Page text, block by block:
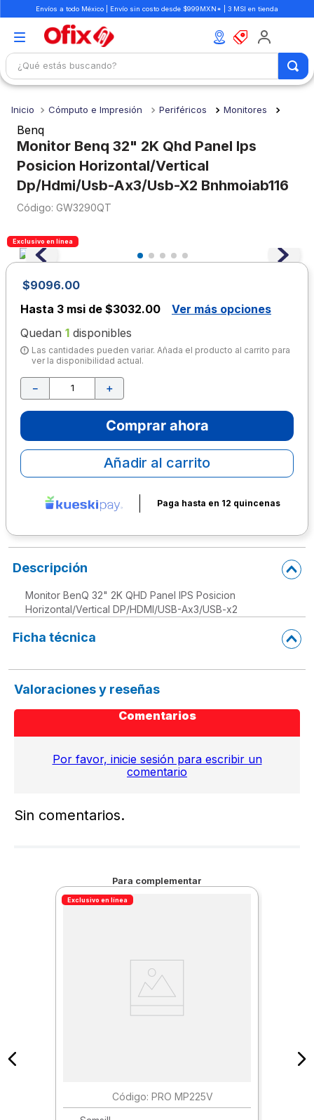
Envíos a todo México | Envío sin costo desde $999MXN* | 3 MSI en tienda
¿Qué estás buscando?
Cómputo e Impresión Periféricos Monitores
Benq
Monitor Benq 32" 2K Qhd Panel Ips
Posicion Horizontal/Vertical
Dp/Hdmi/Usb-Ax3/Usb-X2 Bnhmoiab116
: GW3290QT
Exclusivo en línea
$9096.00
Hasta 3 msi de $3032.00
Ver más opciones
Quedan 1 disponibles
Las cantidades pueden variar. Añada el producto al carrito para
ver la disponibilidad actual.
＋
－
Comprar ahora
Añadir al carrito
Paga hasta en 12 quincenas
Descripción
Monitor BenQ 32" 2K QHD Panel IPS Posicion
Horizontal/Vertical DP/HDMI/USB-Ax3/USB-x2
Ficha técnica
Valoraciones y reseñas
Comentarios
Por favor, inicie sesión para escribir un
comentario
Sin comentarios.
Para complementar
Exclusivo en línea
: PRO MP225V
1.
mochilas
2 .
libretas
3.
cuaderno
4.
cuadernos
5.
colores
6.
boligrafo
7.
escritorio
8.
sacapuntas
9.
lapiz
10. escolar